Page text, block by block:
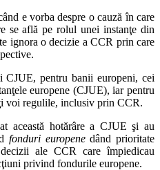
e vorba despre o cauză în care
se află pe rolul unei instanţe din
ignora o decizie a CCR prin care
pentru banii europeni, cei
europene (CJUE), iar pentru
voi regulile, inclusiv prin CCR.
această hotărâre a CJUE şi au
fonduri europenedând prioritate
ale CCR care împiedicau
privind fondurile europene.